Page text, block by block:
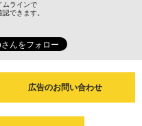
ムラインで
できます。
広告のお問い合わせ